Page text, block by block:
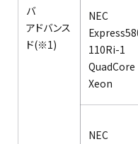
バ
アドバンス
ド(※1)
NEC
110Ri-1
QuadCore
Xeon
NEC